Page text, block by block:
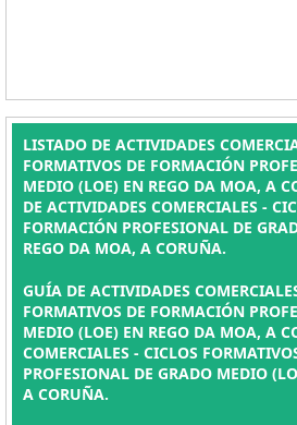
LISTADO DE ACTIVIDADES
FORMATIVOS DE FORMACIÓN
MEDIO (LOE) EN REGO DA MOA, A
DE ACTIVIDADES COMERCIALES -
FORMACIÓN PROFESIONAL DE
REGO DA MOA, A CORUÑA.
GUÍA DE ACTIVIDADES
FORMATIVOS DE FORMACIÓN
MEDIO (LOE) EN REGO DA MOA, A
COMERCIALES - CICLOS
PROFESIONAL DE GRADO MEDIO
A CORUÑA.